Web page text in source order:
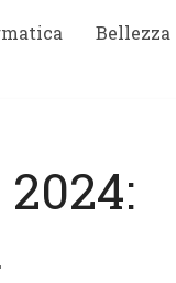
Bellezza